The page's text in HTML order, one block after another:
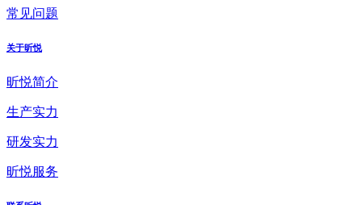
常见问题
关于昕悦
昕悦简介
生产实力
研发实力
昕悦服务